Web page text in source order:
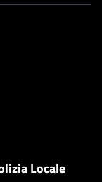
Locale